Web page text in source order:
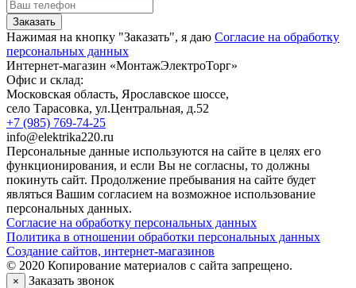
Заказать
Нажимая на кнопку "Заказать", я даю Согласие на обработку
персональных данных
Интернет-магазин «МонтажЭлектроТорг»
Офис и склад:
Московская область, Ярославское шоссе,
село Тарасовка, ул.Центральная, д.52
+7 (985) 769-74-25
info@elektrika220.ru
Персональные данные используются на сайте в целях его
функционирования, и если Вы не согласны, то должны
покинуть сайт. Продолжение пребывания на сайте будет
являться Вашим согласием на возможное использование
персональных данных.
Согласие на обработку персональных данных
Политика в отношении обработки персональных данных
Создание сайтов, интернет-магазинов
© 2020 Копирование материалов с сайта запрещено.
× Заказать звонок